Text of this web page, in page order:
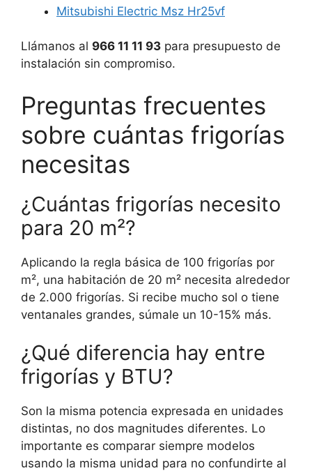
Mitsubishi Electric Msz Hr25vf
Llámanos al 966 11 11 93 para presupuesto de
instalación sin compromiso.
Preguntas frecuentes
sobre cuántas frigorías
necesitas
¿Cuántas frigorías necesito
para 20 m²?
Aplicando la regla básica de 100 frigorías por
m², una habitación de 20 m² necesita alrededor
de 2.000 frigorías. Si recibe mucho sol o tiene
ventanales grandes, súmale un 10-15% más.
¿Qué diferencia hay entre
frigorías y BTU?
Son la misma potencia expresada en unidades
distintas, no dos magnitudes diferentes. Lo
importante es comparar siempre modelos
usando la misma unidad para no confundirte al